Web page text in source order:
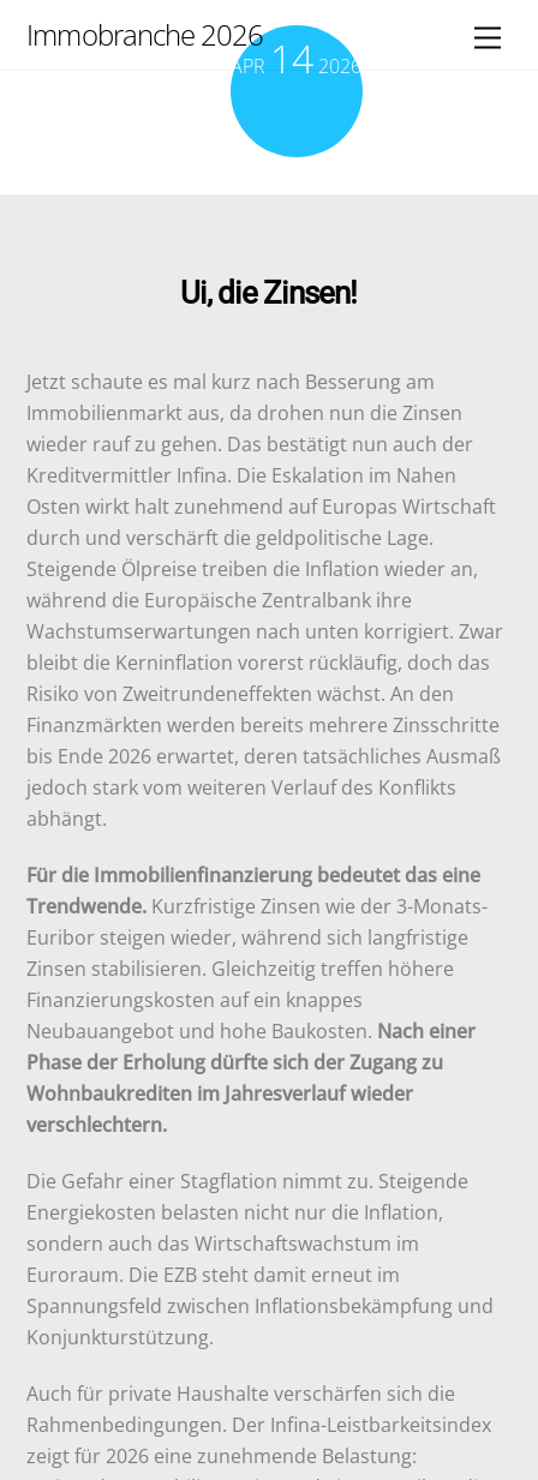
Immobranche 2026
APR 14 2026
Ui, die Zinsen!
Jetzt schaute es mal kurz nach Besserung am
Immobilienmarkt aus, da drohen nun die Zinsen
wieder rauf zu gehen. Das bestätigt nun auch der
Kreditvermittler Infina. Die Eskalation im Nahen
Osten wirkt halt zunehmend auf Europas Wirtschaft
durch und verschärft die geldpolitische Lage.
Steigende Ölpreise treiben die Inflation wieder an,
während die Europäische Zentralbank ihre
Wachstumserwartungen nach unten korrigiert. Zwar
bleibt die Kerninflation vorerst rückläufig, doch das
Risiko von Zweitrundeneffekten wächst. An den
Finanzmärkten werden bereits mehrere Zinsschritte
bis Ende 2026 erwartet, deren tatsächliches Ausmaß
jedoch stark vom weiteren Verlauf des Konflikts
abhängt.
Für die Immobilienfinanzierung bedeutet das eine
Trendwende. Kurzfristige Zinsen wie der 3-Monats-
Euribor steigen wieder, während sich langfristige
Zinsen stabilisieren. Gleichzeitig treffen höhere
Finanzierungskosten auf ein knappes
Neubauangebot und hohe Baukosten. Nach einer
Phase der Erholung dürfte sich der Zugang zu
Wohnbaukrediten im Jahresverlauf wieder
verschlechtern.
Die Gefahr einer Stagflation nimmt zu. Steigende
Energiekosten belasten nicht nur die Inflation,
sondern auch das Wirtschaftswachstum im
Euroraum. Die EZB steht damit erneut im
Spannungsfeld zwischen Inflationsbekämpfung und
Konjunkturstützung.
Auch für private Haushalte verschärfen sich die
Rahmenbedingungen. Der Infina-Leistbarkeitsindex
zeigt für 2026 eine zunehmende Belastung: